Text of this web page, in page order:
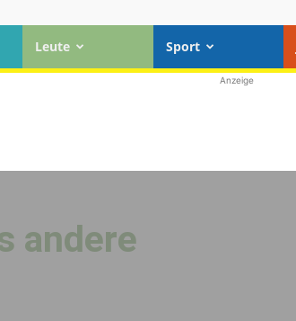
Leute Sport
Anzeige
andere